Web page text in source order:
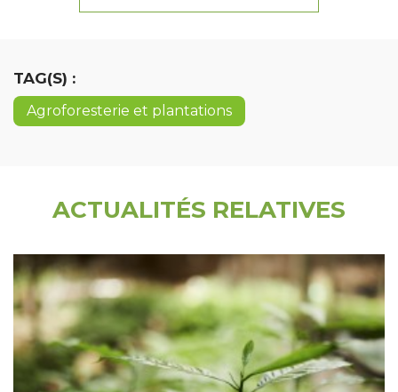
TAG(S) :
Agroforesterie et plantations
ACTUALITÉS RELATIVES